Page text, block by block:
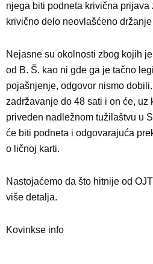
njega biti podneta krivična
krivično delo neovlašćeno
Nejasne su okolnosti zbog kojih
od B. Š. kao ni gde ga je tačno
pojašnjenje, odgovor nismo
zadržavanje do 48 sati i on će, uz
priveden nadležnom tužilaštvu u
će biti podneta i odgovarajuća
o ličnoj karti.
Nastojaćemo da što hitnije od
više detalja.
Kovinkse info